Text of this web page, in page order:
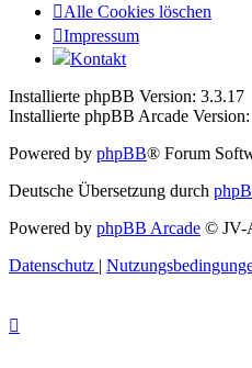
Alle Cookies löschen
Impressum
Kontakt
Installierte phpBB Version: 3.3.17
Installierte phpBB Arcade
Powered by phpBB® Forum
Deutsche Übersetzung durch
Powered by phpBB Arcade © JV-
Datenschutz |